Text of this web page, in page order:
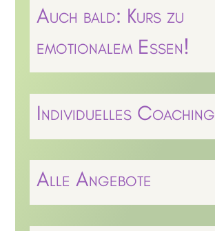
Auch bald: Kurs zu
emotionalem Essen!
Individuelles Coaching
Alle Angebote